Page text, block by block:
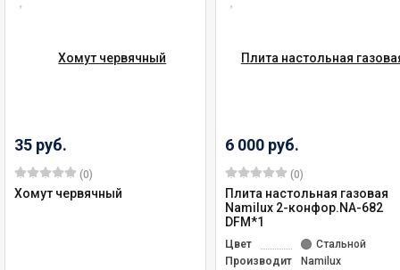
35 руб.
(0)
Хомут червячный
6 000 руб.
(0)
Плита настольная газовая
Namilux 2-конфор.NA-682
DFM*1
Цвет
Стальной
ПроизводительNamilux